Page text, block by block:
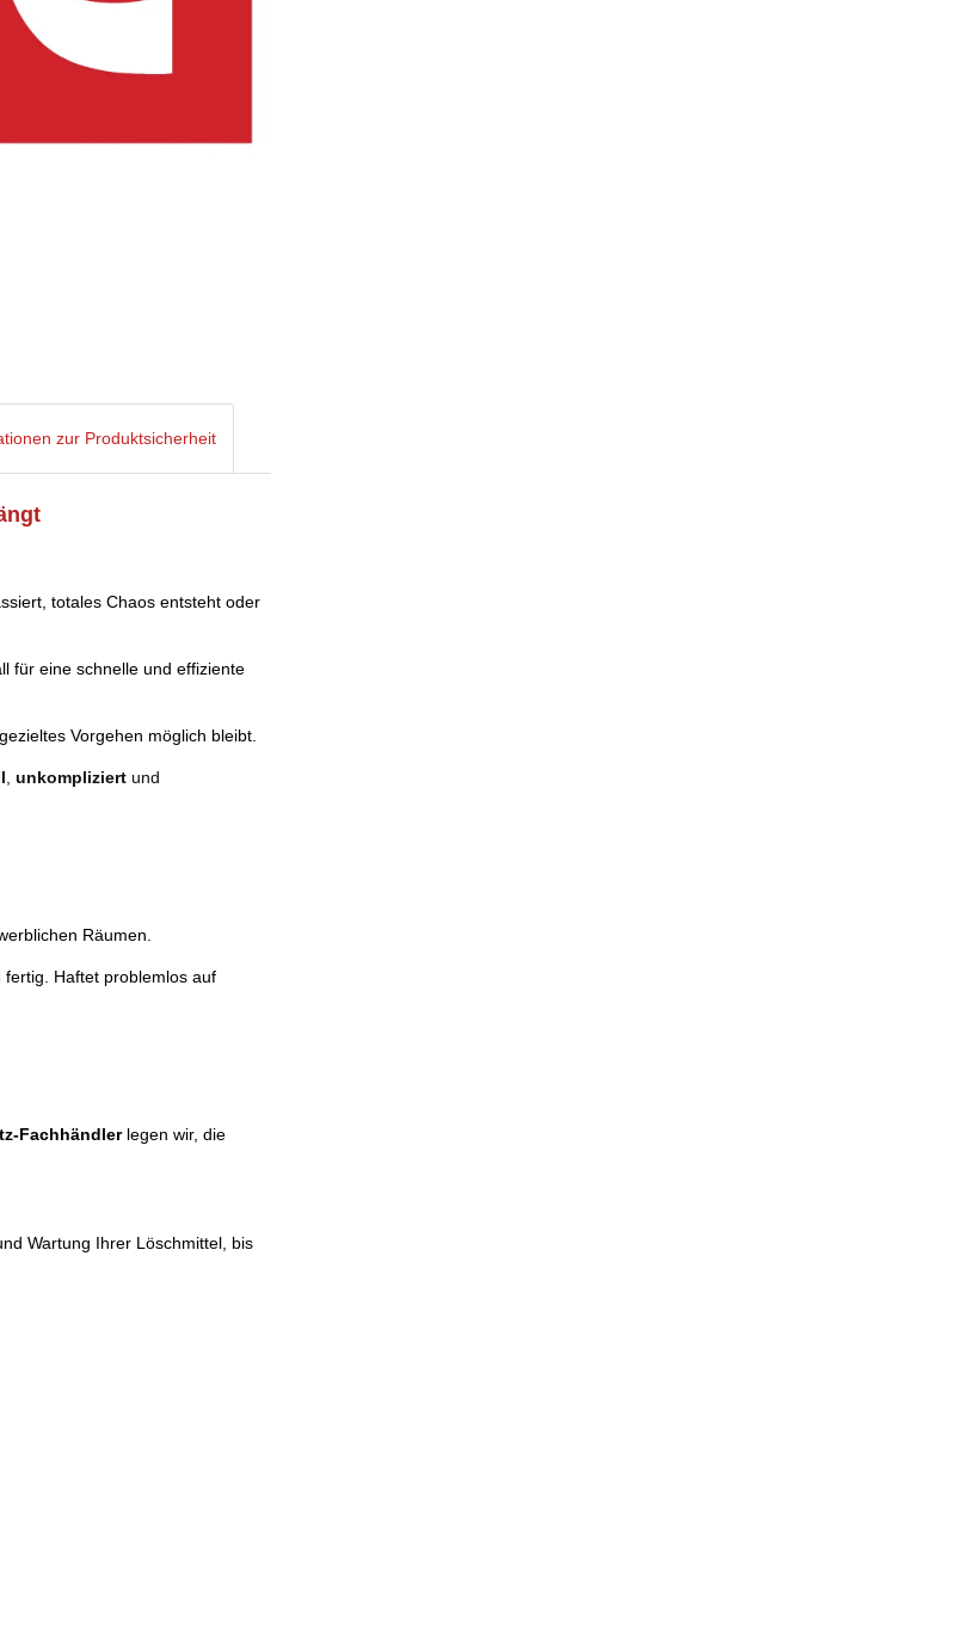
zur Produktsicherheit
totales Chaos entsteht oder
für eine schnelle und effiziente
Vorgehen möglich bleibt.
unkompliziert und
Räumen.
Haftet problemlos auf
Fachhändlerlegen wir, die
Wartung Ihrer Löschmittel, bis